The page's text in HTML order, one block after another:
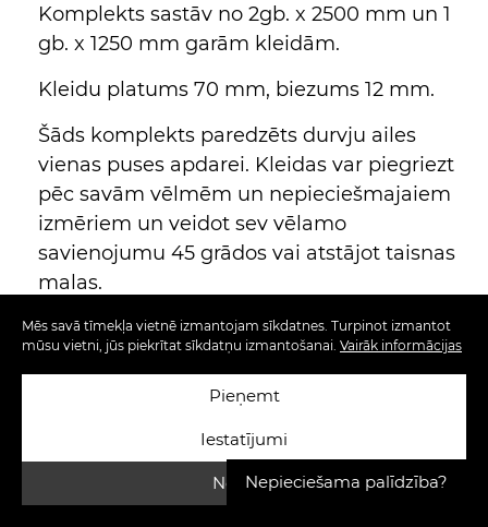
Mēs savā tīmekļa vietnē izmantojam sīkdatnes. Turpinot izmantot
mūsu vietni, jūs piekrītat sīkdatņu izmantošanai. Vairāk informācijas
Noraidīt
Iestatījumi
Pieņemt
Komplekts sastāv no 2gb. x 2500 mm un 1
gb. x 1250 mm garām kleidām.
Kleidu platums 70 mm, biezums 12 mm.
Šāds komplekts paredzēts durvju ailes
vienas puses apdarei. Kleidas var piegriezt
pēc savām vēlmēm un nepieciešmajaiem
izmēriem un veidot sev vēlamo
savienojumu 45 grādos vai atstājot taisnas
malas.
Nepieciešama palīdzība?